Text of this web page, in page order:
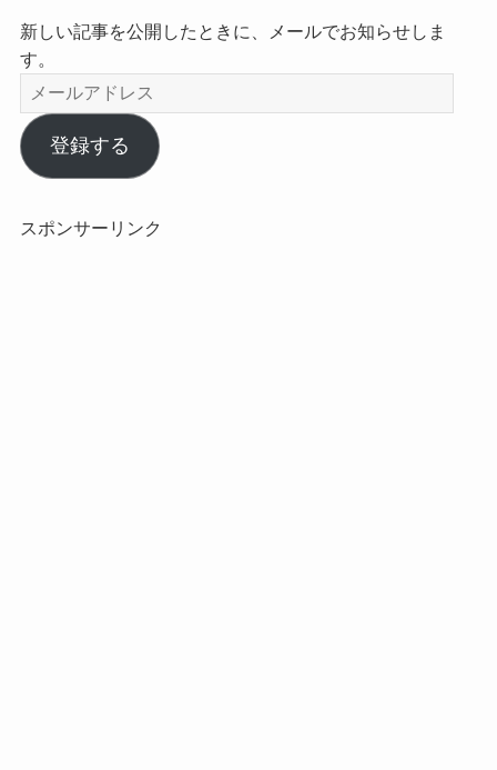
新しい記事を公開したときに、メールでお知らせしま
す。
メ
ー
ル
ア
レ
登録する
スポンサーリンク